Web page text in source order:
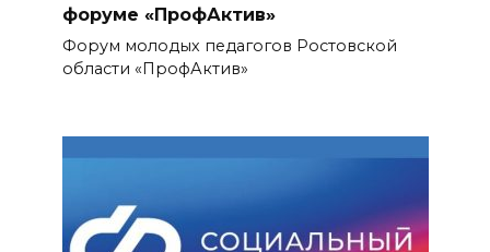
форуме «ПрофАктив»
Форум молодых педагогов Ростовской
области «ПрофАктив»